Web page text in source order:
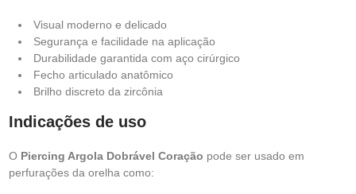
Visual moderno e delicado
Segurança e facilidade na aplicação
Durabilidade garantida com aço cirúrgico
Fecho articulado anatômico
Brilho discreto da zircônia
Indicações de uso
O Piercing Argola Dobrável Coração pode ser usado em
perfurações da orelha como: